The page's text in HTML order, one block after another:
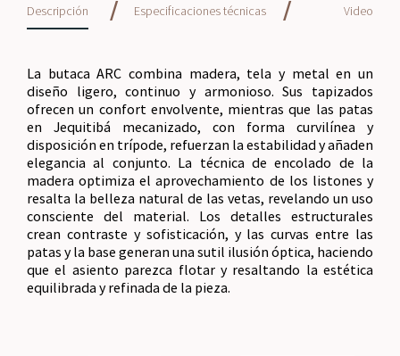
Descripción / Especificaciones técnicas / Video
La butaca ARC combina madera, tela y metal en un
diseño ligero, continuo y armonioso. Sus tapizados
ofrecen un confort envolvente, mientras que las patas
en Jequitibá mecanizado, con forma curvilínea y
disposición en trípode, refuerzan la estabilidad y añaden
elegancia al conjunto. La técnica de encolado de la
madera optimiza el aprovechamiento de los listones y
resalta la belleza natural de las vetas, revelando un uso
consciente del material. Los detalles estructurales
crean contraste y sofisticación, y las curvas entre las
patas y la base generan una sutil ilusión óptica, haciendo
que el asiento parezca flotar y resaltando la estética
equilibrada y refinada de la pieza.